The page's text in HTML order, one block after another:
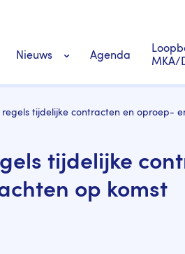
Nieuws Agenda
MKA/
regels tijdelijke contracten en oproep-
tijdelijke
op komst